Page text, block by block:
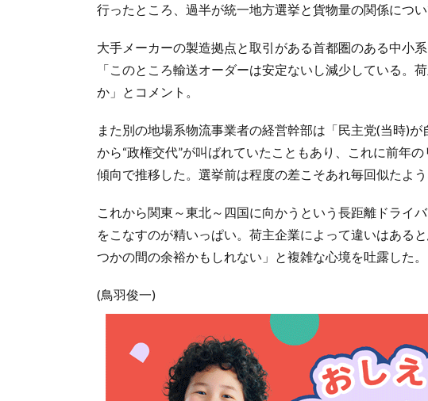
行ったところ、過半が統一地方選挙と貨物量の関係につい
大手メーカーの製造拠点と取引がある首都圏のある中小
「このところ輸送オーダーは安定ないし減少している。
か」とコメント。
また別の地場系物流事業者の経営幹部は「民主党(当時)
から“政権交代”が叫ばれていたこともあり、これに前年
傾向で推移した。選挙前は程度の差こそあれ毎回似たよ
これから関東～東北～四国に向かうという長距離ドライ
をこなすのが精いっぱい。荷主企業によって違いはある
つかの間の余裕かもしれない」と複雑な心境を吐露した。
(鳥羽俊一)